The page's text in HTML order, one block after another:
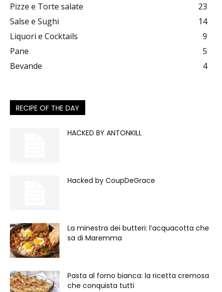
Pizze e Torte salate
23
Salse e Sughi
14
Liquori e Cocktails
9
Pane
5
Bevande
4
RECIPE OF THE DAY
HACKED BY ANTONKILL
Hacked by CoupDeGrace
La minestra dei butteri: l’acquacotta che
sa di Maremma
Pasta al forno bianca: la ricetta cremosa
che conquista tutti